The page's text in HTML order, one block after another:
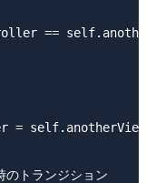
==
=
トランジション